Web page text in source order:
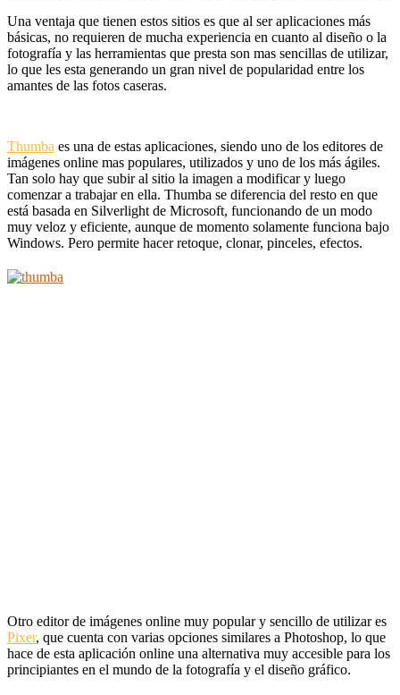
Una ventaja que tienen estos sitios es que al ser aplicaciones más
básicas, no requieren de mucha experiencia en cuanto al diseño o la
fotografía y las herramientas que presta son mas sencillas de utilizar,
lo que les esta generando un gran nivel de popularidad entre los
amantes de las fotos caseras.
Thumba es una de estas aplicaciones, siendo uno de los editores de
imágenes online mas populares, utilizados y uno de los más ágiles.
Tan solo hay que subir al sitio la imagen a modificar y luego
comenzar a trabajar en ella. Thumba se diferencia del resto en que
está basada en Silverlight de Microsoft, funcionando de un modo
muy veloz y eficiente, aunque de momento solamente funciona bajo
Windows. Pero permite hacer retoque, clonar, pinceles, efectos.
Otro editor de imágenes online muy popular y sencillo de utilizar es
Pixer, que cuenta con varias opciones similares a Photoshop, lo que
hace de esta aplicación online una alternativa muy accesible para los
principiantes en el mundo de la fotografía y el diseño gráfico.